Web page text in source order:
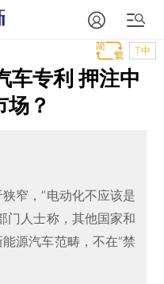
T中
车专利 押注中
场？
窄，“电动化不应该是
门人士称，其他国家和
源汽车范畴，不在“禁